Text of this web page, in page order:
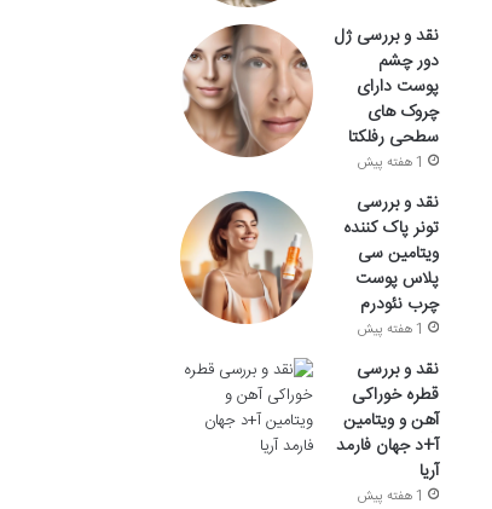
نقد و بررسی ژل
دور چشم
پوست دارای
چروک های
سطحی رفلکتا
1 هفته پیش
نقد و بررسی
تونر پاک کننده
ویتامین سی
پلاس پوست
چرب نئودرم
1 هفته پیش
نقد و بررسی
قطره خوراکی
آهن و ویتامین
آ+د جهان فارمد
آریا
1 هفته پیش